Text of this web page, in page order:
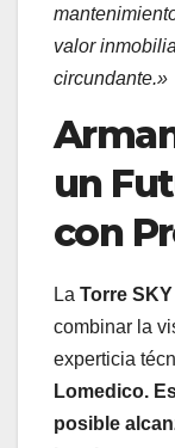
valor
circundante.»
un
con
La Torre
combinar la
experticia
Lomedico.
posible